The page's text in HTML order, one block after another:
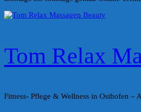
Tom Relax
Fitness- Pflege & Wellness in Osthofen –